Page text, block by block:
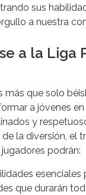
sus
a nuestra
a la Liga
más que solo
a jóvenes
y
la diversión, el
podrán:
esenciales
que durarán